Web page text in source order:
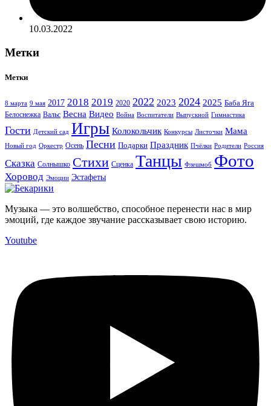
10.03.2022
Метки
Метки
8 марта 9 мая 2017 2018 2019 2020 2022 2023 2024 2025 Баба Яга
Белоснежка Вальс Весна Видео Война Воспитатели Выпускной Гимнастика
Гости Детский сад Игры Колокольчик Конкурсы Листочки Мама
Новый год Оркестр Осень Песни Подарки Праздник Пчёлки Родители Россия
Сказка Солнышко Стихи Сценка Танцы Флешмоб Фото
Хоровод Эмоции Эстафеты
Музыка — это волшебство, способное перенести нас в мир
эмоций, где каждое звучание рассказывает свою историю.
Youtube